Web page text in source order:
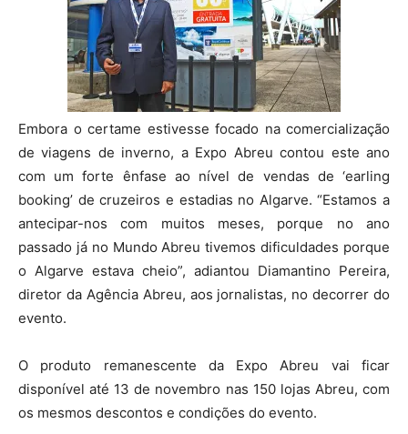
Embora o certame estivesse focado na comercialização
de viagens de inverno, a Expo Abreu contou este ano
com um forte ênfase ao nível de vendas de ‘earling
booking’ de cruzeiros e estadias no Algarve. “Estamos a
antecipar-nos com muitos meses, porque no ano
passado já no Mundo Abreu tivemos dificuldades porque
o Algarve estava cheio”, adiantou Diamantino Pereira,
diretor da Agência Abreu, aos jornalistas, no decorrer do
evento.
O produto remanescente da Expo Abreu vai ficar
disponível até 13 de novembro nas 150 lojas Abreu, com
os mesmos descontos e condições do evento.